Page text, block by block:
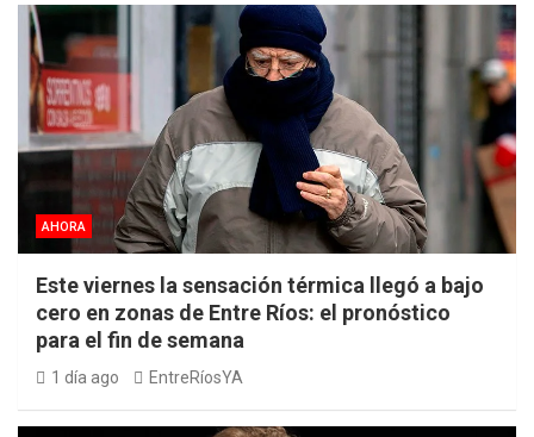
AHORA
Este viernes la sensación térmica llegó a bajo
cero en zonas de Entre Ríos: el pronóstico
para el fin de semana
1 día ago EntreRíosYA